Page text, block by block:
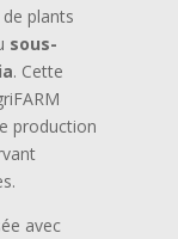
plants
sous-
. Cette
production
avec